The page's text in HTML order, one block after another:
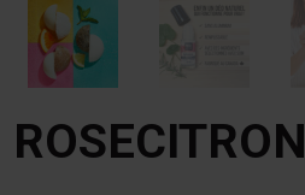
ROSECITRON